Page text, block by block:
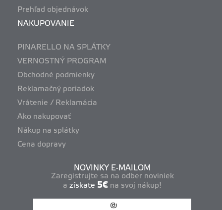
Prehľad objednávok
NAKUPOVANIE
PINARELLO NA SPLÁTKY
VERNOSTNÝ PROGRAM
Obchodné podmienky
Reklamačný poriadok
Vrátenie / Reklamácia
Ako nakupovať
Nákup na splátky
Cena dopravy
NOVINKY E-MAILOM
Zaregistrujte sa na odber noviniek
a získate 5€ na svoj nákup!